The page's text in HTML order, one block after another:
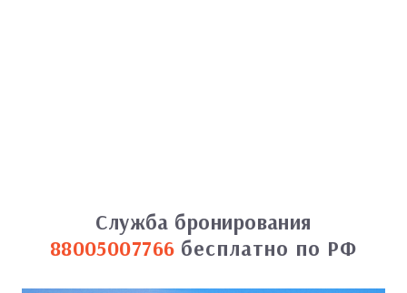
Служба бронирования
88005007766 бесплатно по РФ